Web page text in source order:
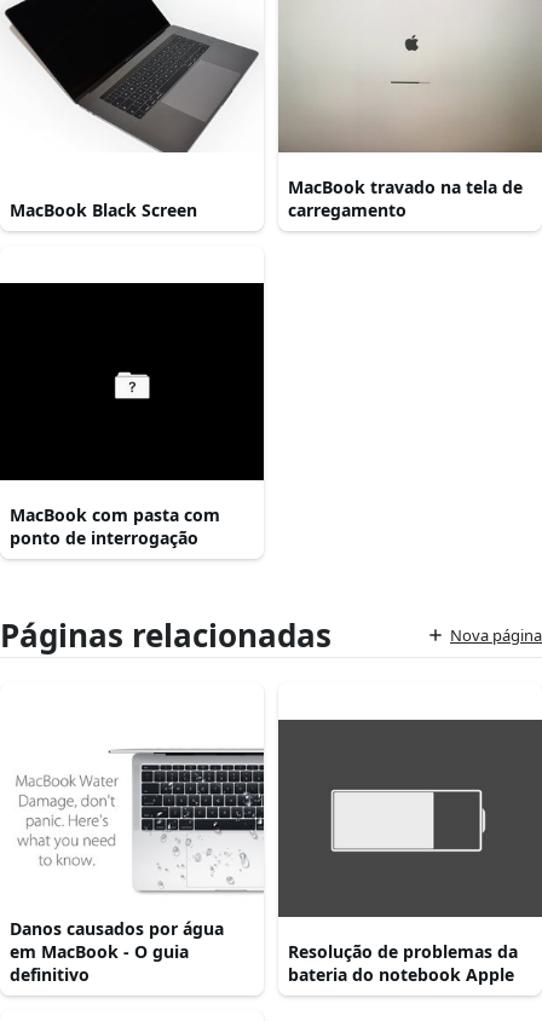
MacBook Black Screen
MacBook travado na tela de
carregamento
MacBook com pasta com
ponto de interrogação
Páginas relacionadas Nova página
Danos causados por água
em MacBook - O guia
definitivo
Resolução de problemas da
bateria do notebook Apple